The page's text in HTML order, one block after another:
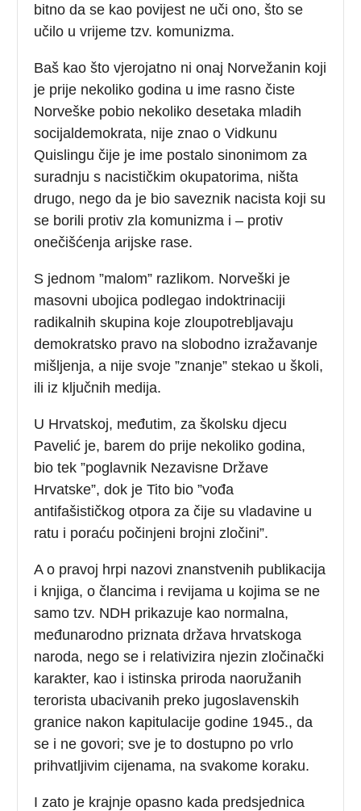
bitno da se kao povijest ne uči ono, što se
učilo u vrijeme tzv. komunizma.
Baš kao što vjerojatno ni onaj Norvežanin koji
je prije nekoliko godina u ime rasno čiste
Norveške pobio nekoliko desetaka mladih
socijaldemokrata, nije znao o Vidkunu
Quislingu čije je ime postalo sinonimom za
suradnju s nacističkim okupatorima, ništa
drugo, nego da je bio saveznik nacista koji su
se borili protiv zla komunizma i – protiv
onečišćenja arijske rase.
S jednom ”malom” razlikom. Norveški je
masovni ubojica podlegao indoktrinaciji
radikalnih skupina koje zloupotrebljavaju
demokratsko pravo na slobodno izražavanje
mišljenja, a nije svoje ”znanje” stekao u školi,
ili iz ključnih medija.
U Hrvatskoj, međutim, za školsku djecu
Pavelić je, barem do prije nekoliko godina,
bio tek ”poglavnik Nezavisne Države
Hrvatske”, dok je Tito bio ”vođa
antifašističkog otpora za čije su vladavine u
ratu i poraću počinjeni brojni zločini”.
A o pravoj hrpi nazovi znanstvenih publikacija
i knjiga, o člancima i revijama u kojima se ne
samo tzv. NDH prikazuje kao normalna,
međunarodno priznata država hrvatskoga
naroda, nego se i relativizira njezin zločinački
karakter, kao i istinska priroda naoružanih
terorista ubacivanih preko jugoslavenskih
granice nakon kapitulacije godine 1945., da
se i ne govori; sve je to dostupno po vrlo
prihvatljivim cijenama, na svakome koraku.
I zato je krajnje opasno kada predsjednica